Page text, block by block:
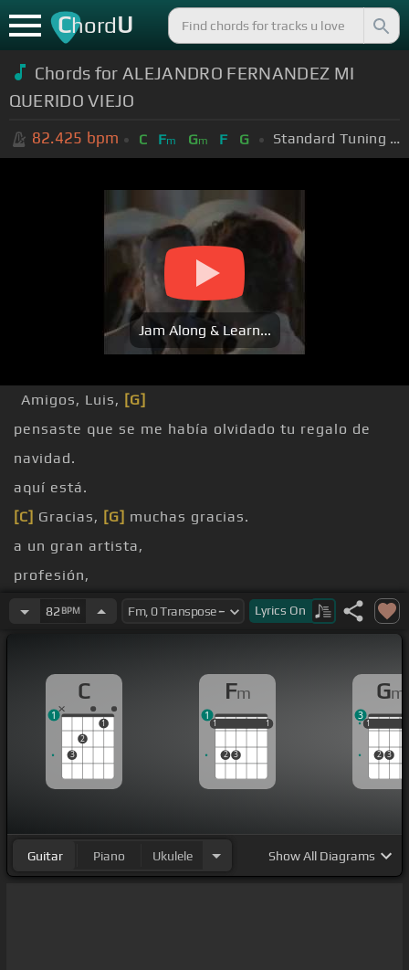
ChordU
Chords for ALEJANDRO FERNANDEZ MI
QUERIDO VIEJO
82.425 bpm C Fm Gm F G Standard Tuning (EADGBE)
Jam Along & Learn...
Amigos, Luis, [G]
pensaste que se me había olvidado tu regalo de
navidad.
aquí está.
[C] Gracias, [G] muchas gracias.
a un gran artista,
profesión,
lo respeto.
que a mi abuelo le gustaba esta canción.
82 BPM Lyrics On
C
3
2
1
1
Fm
1
2 3
1
1 1
1
Gm
1
2 3
1
3
Guitar Piano Ukulele ShowAll Diagrams